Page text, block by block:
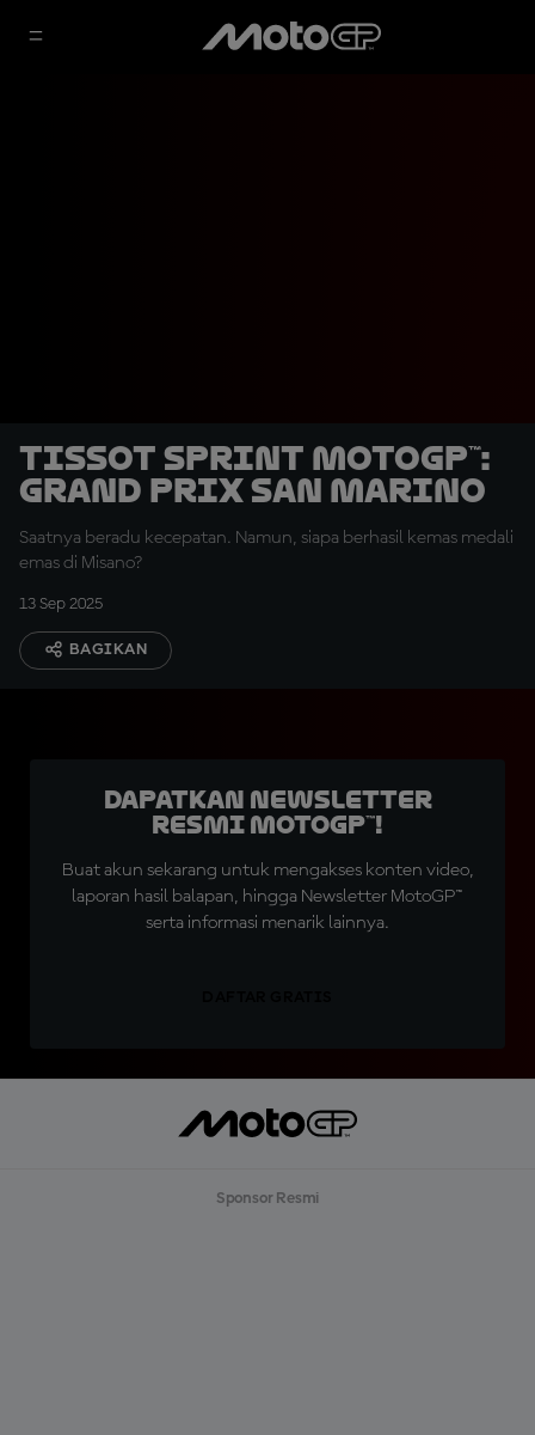
Tissot Sprint MotoGP™:
Grand Prix San Marino
Saatnya beradu kecepatan. Namun, siapa berhasil kemas medali
emas di Misano?
13 Sep 2025
BAGIKAN
Dapatkan Newsletter
Resmi MotoGP™!
Buat akun sekarang untuk mengakses konten video,
laporan hasil balapan, hingga Newsletter MotoGP™
serta informasi menarik lainnya.
Sponsor Resmi